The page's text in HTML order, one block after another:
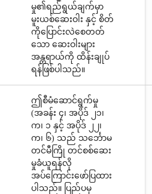
မှု၏ရည်ရွယ်ချက်မှာ
မူးယစ်ဆေးဝါး နှင့် စိတ်
ကိုပြောင်းလဲစေတတ်
သော ဆေးဝါးများ
အန္တရာယ်ကို ထိန်းချုပ်
ရန်ဖြစ်ပါသည်။
ဤစီမံဆောင်ရွက်မှု
(အခန်း ၄၊ အပိုဒ် ၂၁၊
က၊ ၁ နှင့် အပိုဒ် ၂၂၊
က၊ ၆) သည် သင်္ဘောမ
တင်မီကြို တင်စစ်ဆေး
မှုခံယူရန်လို
အပ်ကြောင်းဖော်ပြထား
ပါသည်။ ပြည်ပမှ